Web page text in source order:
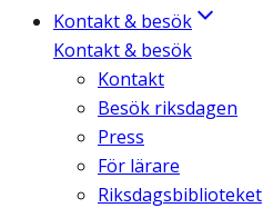
Kontakt & besök
Kontakt & besök
Kontakt
Besök riksdagen
Press
För lärare
Riksdagsbiblioteket